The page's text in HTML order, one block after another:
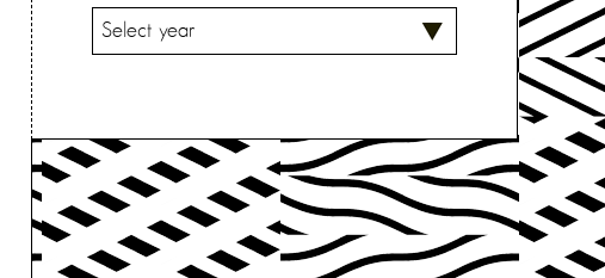
V
A
T
S
E